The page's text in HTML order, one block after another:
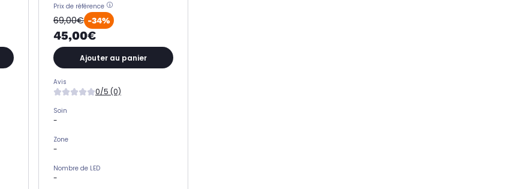
Prix de référence
69,00€ -34%
45,00€
Ajouter au panier
Avis
0/5 (0)
Soin
-
Zone
-
Nombre de LED
-